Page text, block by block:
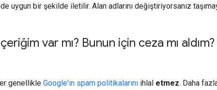
uygun bir şekilde iletilir. Alan adlarını değiştiriyorsanız
var mı? Bunun için ceza mı
genellikle Google'ın spam politikalarını ihlal etmez. Daha